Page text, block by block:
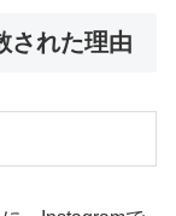
された理由